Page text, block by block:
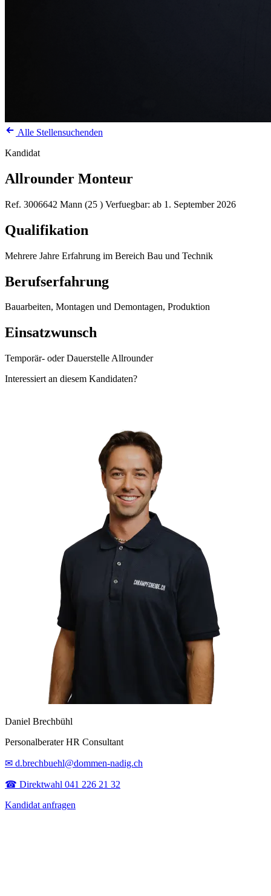
Alle Stellensuchenden
Kandidat
Allrounder Monteur
Ref. 3006642 Mann (25 ) Verfuegbar: ab 1. September 2026
Qualifikation
Mehrere Jahre Erfahrung im Bereich Bau und Technik
Berufserfahrung
Bauarbeiten, Montagen und Demontagen, Produktion
Einsatzwunsch
Temporär- oder Dauerstelle Allrounder
Interessiert an diesem Kandidaten?
Daniel Brechbühl
Personalberater HR Consultant
✉ d.brechbuehl@dommen-nadig.ch
☎ Direktwahl 041 226 21 32
Kandidat anfragen